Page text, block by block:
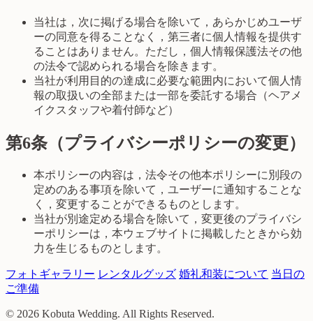
当社は，次に掲げる場合を除いて，あらかじめユーザ
ーの同意を得ることなく，第三者に個人情報を提供す
ることはありません。ただし，個人情報保護法その他
の法令で認められる場合を除きます。
当社が利用目的の達成に必要な範囲内において個人情
報の取扱いの全部または一部を委託する場合（ヘアメ
イクスタッフや着付師など）
第6条（プライバシーポリシーの変更）
本ポリシーの内容は，法令その他本ポリシーに別段の
定めのある事項を除いて，ユーザーに通知することな
く，変更することができるものとします。
当社が別途定める場合を除いて，変更後のプライバシ
ーポリシーは，本ウェブサイトに掲載したときから効
力を生じるものとします。
フォトギャラリー レンタルグッズ 婚礼和装について 当日の
ご準備
© 2026 Kobuta Wedding. All Rights Reserved.